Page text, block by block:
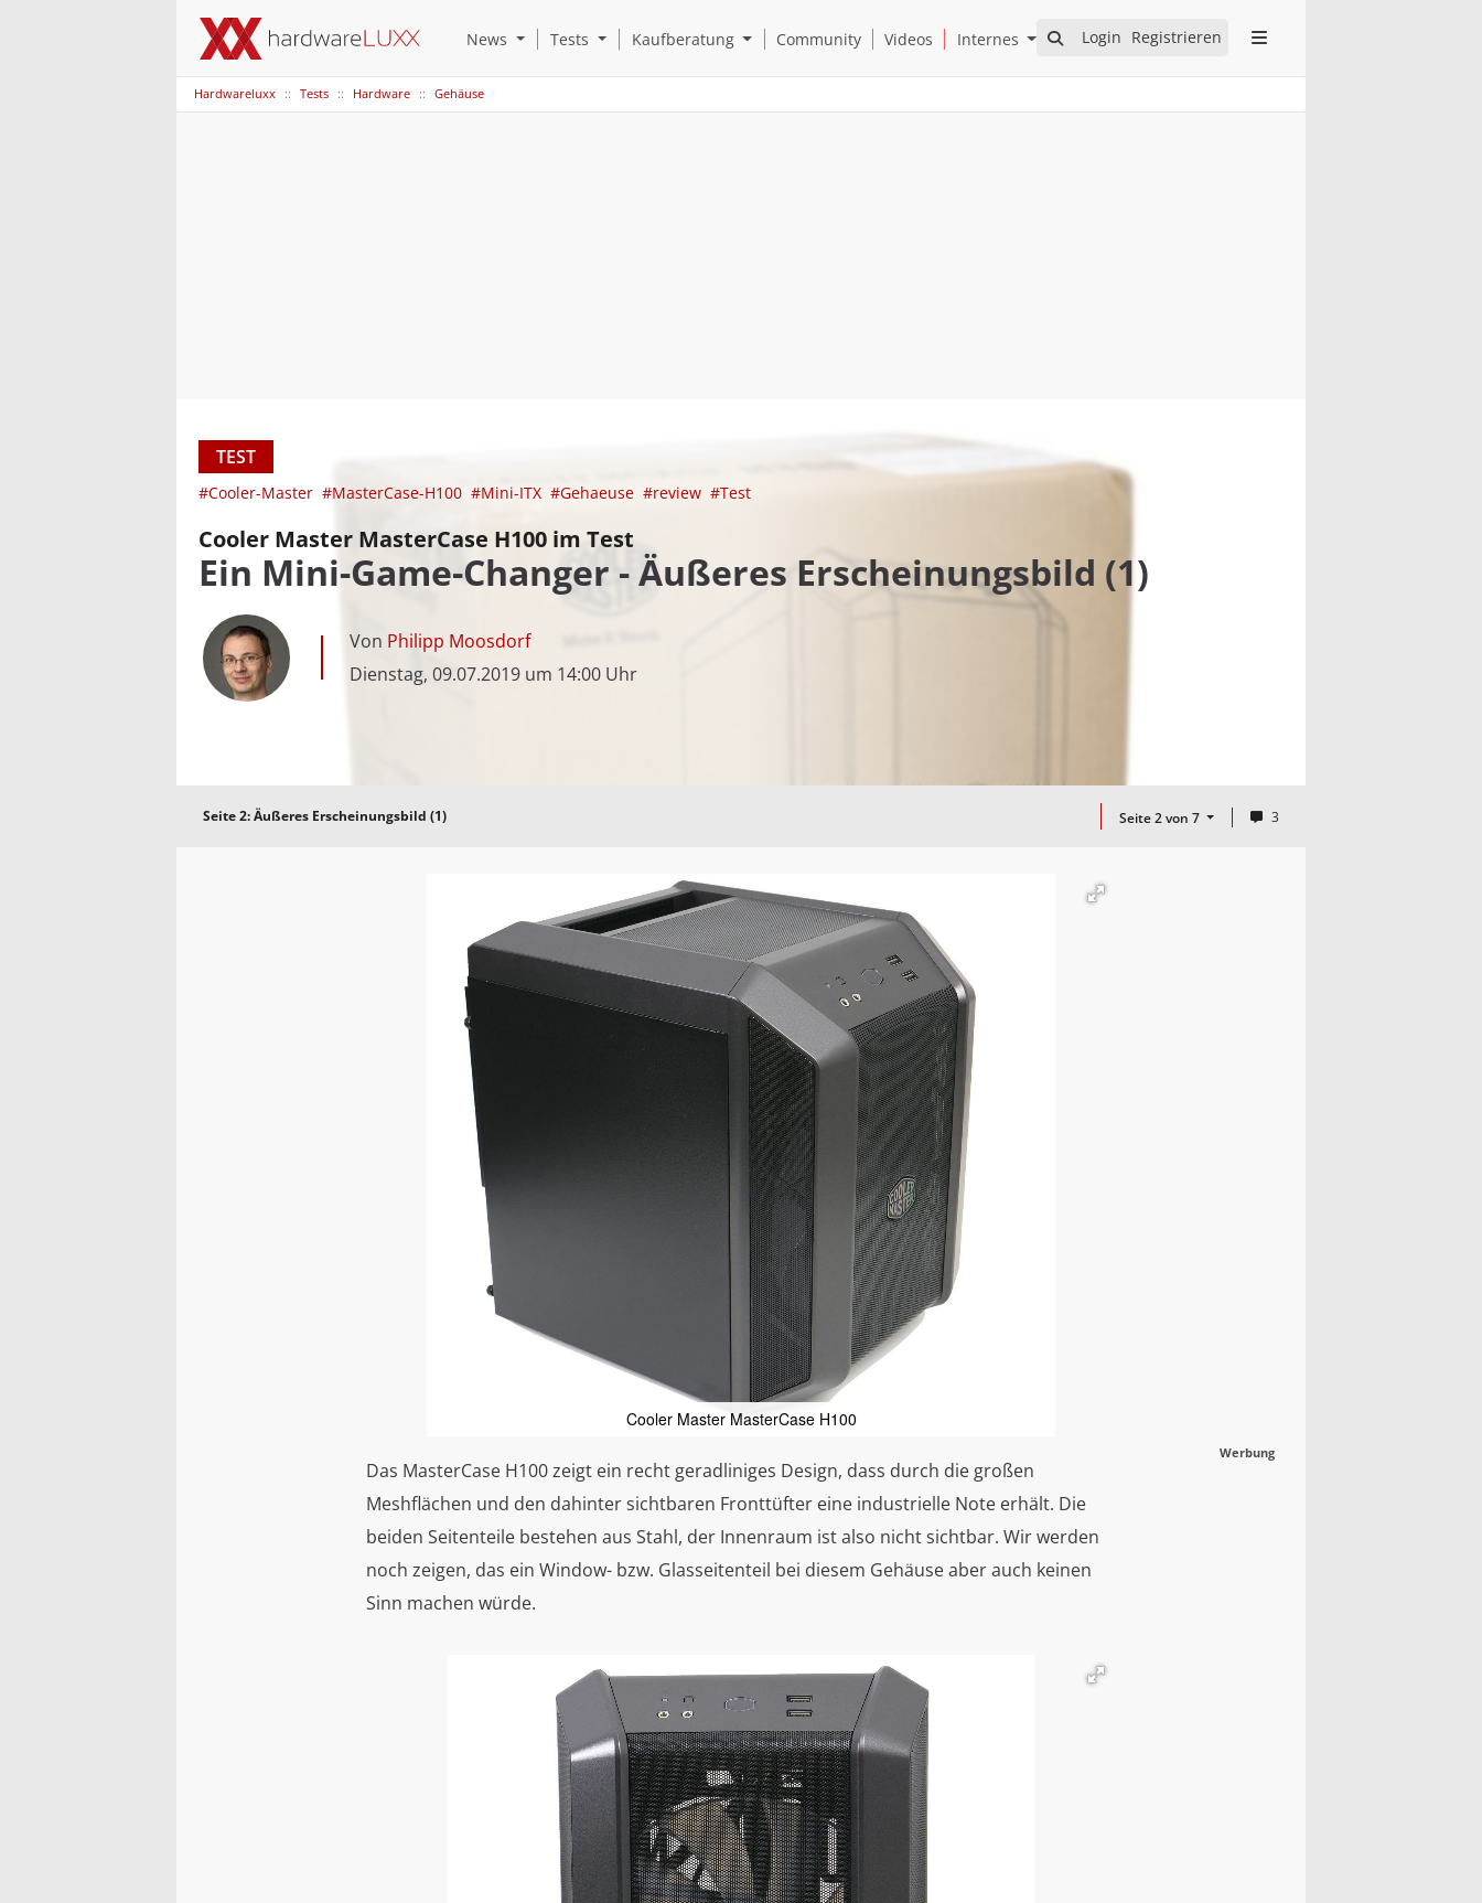
Login Registrieren
News Open News Submenu
Tests Open Tests Submenu
Kaufberatung Open Kaufberatung Submenu
Community Videos Internes Open Internes Submenu
Hardwareluxx Tests Hardware Gehäuse
TEST
#Cooler-Master #MasterCase-H100 #Mini-ITX #Gehaeuse #review #Test
Cooler Master MasterCase H100 im Test
Ein Mini-Game-Changer - Äußeres Erscheinungsbild (1)
Von Philipp Moosdorf
Dienstag, 09.07.2019 um 14:00 Uhr
Seite 2:Äußeres Erscheinungsbild (1) Seite 2 von 7 3
Cooler Master MasterCase H100
Werbung
Das MasterCase H100 zeigt ein recht geradliniges Design, dass durch die großen
Meshflächen und den dahinter sichtbaren Fronttüfter eine industrielle Note erhält. Die
beiden Seitenteile bestehen aus Stahl, der Innenraum ist also nicht sichtbar. Wir werden
noch zeigen, das ein Window- bzw. Glasseitenteil bei diesem Gehäuse aber auch keinen
Sinn machen würde.